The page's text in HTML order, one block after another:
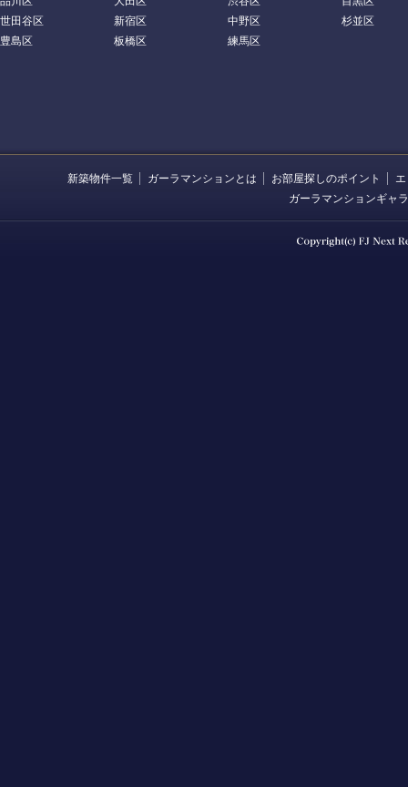
世田谷区
新宿区 中野区
杉並区
豊島区
板橋区 練馬区
新築物件一覧 ガーラマンションとは お部屋探しのポイント
ガーラマンションギャ